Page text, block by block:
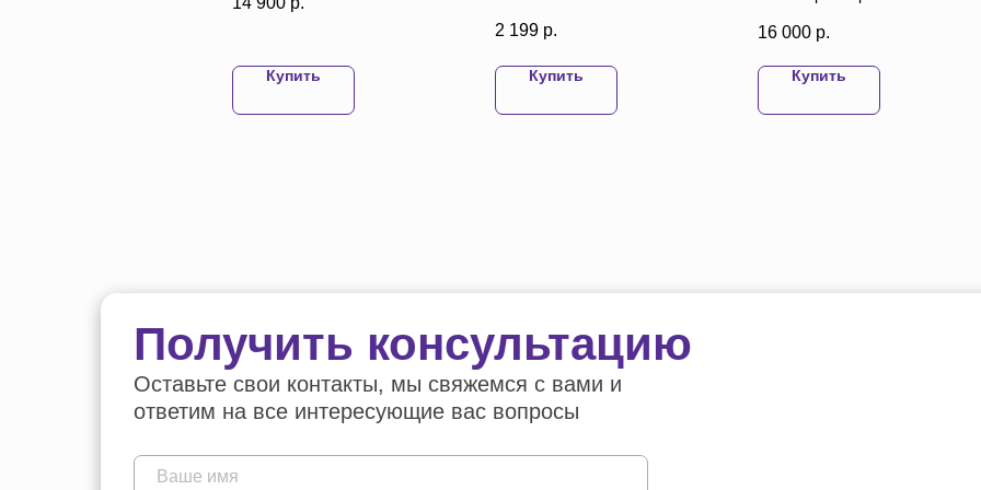
Купить
2 199 р.
Купить
16 000 р.
Купить
Получить консультацию
Оставьте свои контакты, мы свяжемся с вами и
ответим на все интересующие вас вопросы